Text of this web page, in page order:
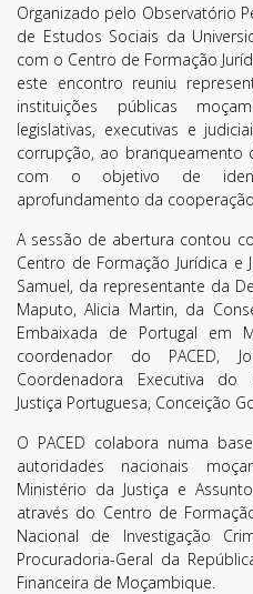
Organizado pelo Observatório
de Estudos Sociais da
com o Centro de Formação
este encontro reuniu
instituições públicas
legislativas, executivas e
corrupção, ao branqueamento
com o objetivo de
aprofundamento da
A sessão de abertura contou
Centro de Formação Jurídica e
Samuel, da representante da
Maputo, Alicia Martin, da
Embaixada de Portugal em
coordenador do PACED,
Coordenadora Executiva do
Justiça Portuguesa, Conceição
O PACED colabora numa
autoridades nacionais
Ministério da Justiça e
através do Centro de
Nacional de Investigação
Procuradoria-Geral da
Financeira de Moçambique.